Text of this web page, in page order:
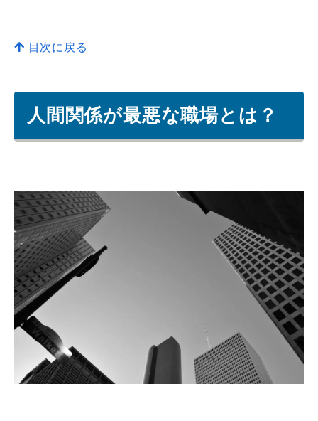
目次に戻る
人間関係が最悪な職場とは？